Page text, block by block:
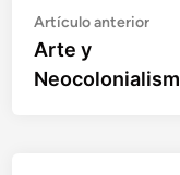
Navegación
de
Artículo anterior
Arte y